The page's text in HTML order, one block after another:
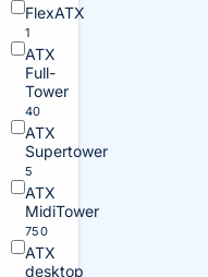
FlexATX
1
ATX
Full-
Tower
40
ATX
Supertower
5
ATX
MidiTower
750
ATX
desktop